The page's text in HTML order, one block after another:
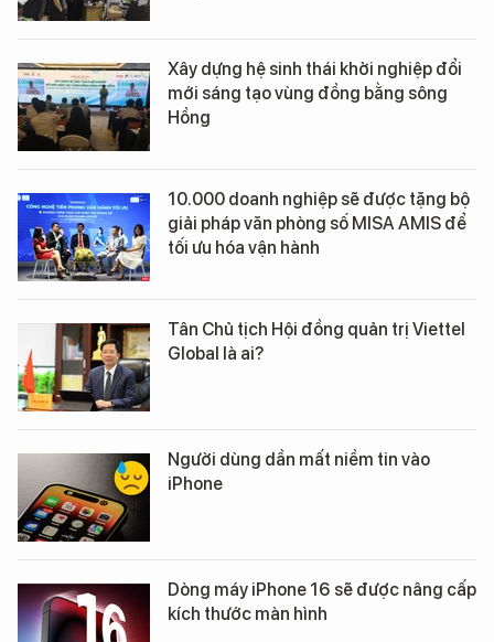
Xây dựng hệ sinh thái khởi nghiệp đổi
mới sáng tạo vùng đồng bằng sông
Hồng
10.000 doanh nghiệp sẽ được tặng bộ
giải pháp văn phòng số MISA AMIS để
tối ưu hóa vận hành
Tân Chủ tịch Hội đồng quản trị Viettel
Global là ai?
Người dùng dần mất niềm tin vào
iPhone
Dòng máy iPhone 16 sẽ được nâng cấp
kích thước màn hình